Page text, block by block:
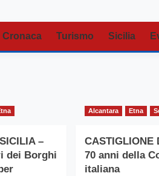
Cronaca Turismo Sicilia
–
dei Borghi
Alcantara Etna
CASTIGLIONE
70 anni della
italiana